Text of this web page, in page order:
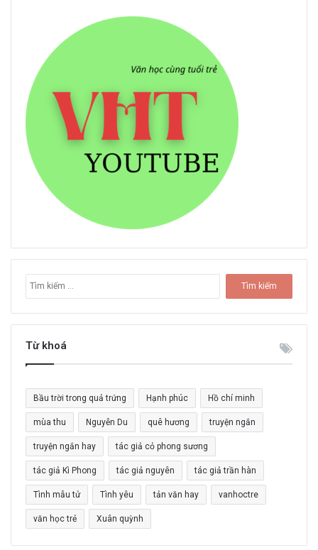
m
k
h
o
:
Từ khoá
Bầu trời trong quả trứng Hạnh phúc Hồ chí minh
mùa thu Nguyễn Du quê hương truyện ngắn
truyện ngắn hay tác giả cỏ phong sương
tác giả Kì Phong tác giả nguyên tác giả trần hàn
Tình mẫu tử Tình yêu tản văn hay vanhoctre
văn học trẻ Xuân quỳnh